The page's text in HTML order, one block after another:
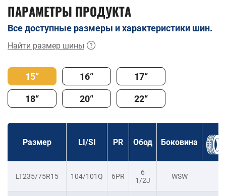
ПАРАМЕТРЫ ПРОДУКТА
Все доступные размеры и характеристики шин.
Найти размер шины
15“ 16“
17“
18“
20“ 22“
Размер LI/SI PR Обод Боковина
LT235/75R15 104/101Q 6PR
6
1/2J
WSW